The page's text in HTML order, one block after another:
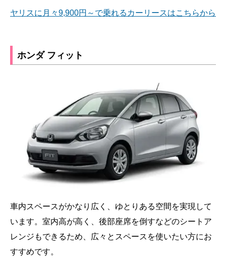
ヤリスに月々9,900円～で乗れるカーリースはこちらから
ホンダ フィット
車内スペースがかなり広く、ゆとりある空間を実現して
います。室内高が高く、後部座席を倒すなどのシートア
レンジもできるため、広々とスペースを使いたい方にお
すすめです。